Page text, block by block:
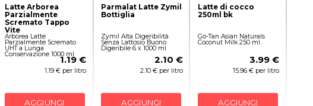
Latte Arborea
Parzialmente
Scremato Tappo
Vite
Arborea Latte
Parzialmente Scremato
UHT a Lunga
Conservazione 1000 ml
1.19 €
1.19 € per litro
AGGIUNGI
Parmalat Latte Zymil
Bottiglia
Zymil Alta Digeribilità
Senza Lattosio Buono
Digeribile 6 x 1000 ml
2.10 €
2.10 € per litro
AGGIUNGI
Latte di cocco
250ml bk
Go-Tan Asian Naturals
Coconut Milk 250 ml
3.99 €
15.96 € per litro
AGGIUNGI